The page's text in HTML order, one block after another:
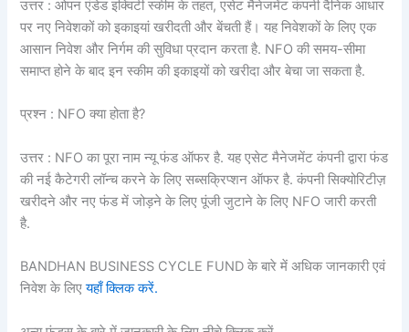
उत्तर : ओपन एंडेड इक्विटी स्कीम के तहत, एसेट मैनेजमेंट कंपनी दैनिक आधार
पर नए निवेशकों को इकाइयां खरीदती और बेंचती हैं। यह निवेशकों के लिए एक
आसान निवेश और निर्गम की सुविधा प्रदान करता है. NFO की समय-सीमा
समाप्त होने के बाद इन स्कीम की इकाइयों को खरीदा और बेचा जा सकता है.
प्रश्न : NFO क्या होता है?
उत्तर : NFO का पूरा नाम न्यू फंड ऑफर है. यह एसेट मैनेजमेंट कंपनी द्वारा फंड
की नई कैटेगरी लॉन्च करने के लिए सब्सक्रिप्शन ऑफर है. कंपनी सिक्योरिटीज़
खरीदने और नए फंड में जोड़ने के लिए पूंजी जुटाने के लिए NFO जारी करती
है.
BANDHAN BUSINESS CYCLE FUND के बारे में अधिक जानकारी एवं
निवेश के लिएयहाँ क्लिक करें.